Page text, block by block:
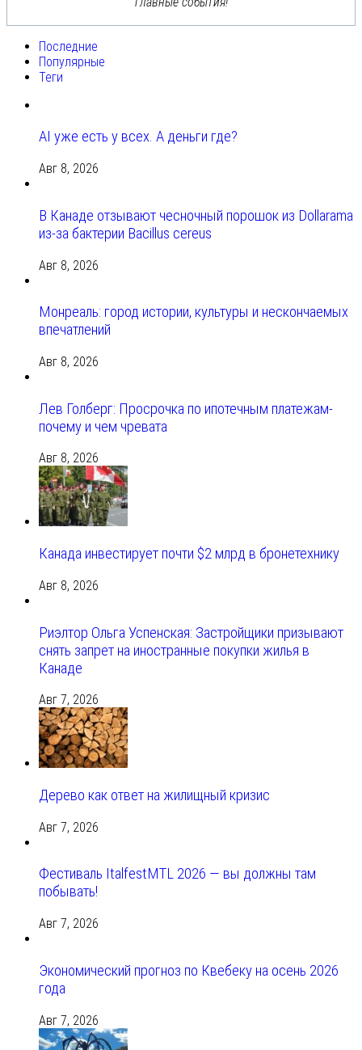
Последние
Популярные
Теги
AI уже есть у всех. А деньги где?
Авг 8, 2026
В Канаде отзывают чесночный порошок из Dollarama
из-за бактерии Bacillus cereus
Авг 8, 2026
Монреаль: город истории, культуры и нескончаемых
впечатлений
Авг 8, 2026
Лев Голберг: Просрочка по ипотечным платежам-
почему и чем чревата
Авг 8, 2026
Канада инвестирует почти $2 млрд в бронетехнику
Авг 8, 2026
Риэлтор Ольга Успенская: Застройщики призывают
снять запрет на иностранные покупки жилья в
Канаде
Авг 7, 2026
Дерево как ответ на жилищный кризис
Авг 7, 2026
Фестиваль ItalfestMTL 2026 — вы должны там
побывать!
Авг 7, 2026
Экономический прогноз по Квебеку на осень 2026
года
Авг 7, 2026